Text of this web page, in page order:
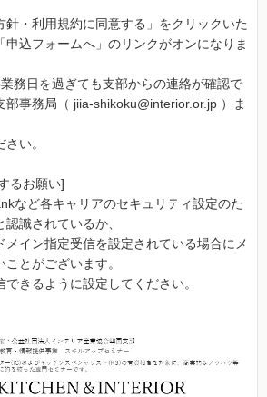
・利用規約に同意する」をクリックいた
申込フォームへ」のリンクがオンになりま
務日を過ぎても支部からの連絡が確認で
部事務局（ jiia-shikoku@interior.or.jp ）ま
い。
るお願い]
など各キャリアのセキュリティ設定のた
識されているか、
メイン指定受信を設定されている場合にメ
とがございます。
きるように設定してください。